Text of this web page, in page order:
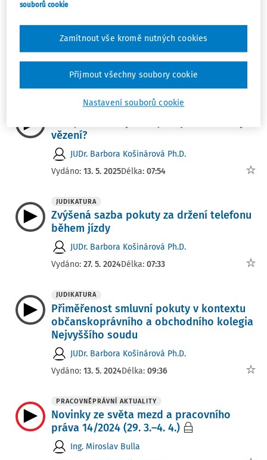
Novinky ze světa mezd a pracovního
práva 50/2025 (5.–11.12.)
Ing. Miroslav Bulla
Vydáno:15. 12. 2025Délka:09:58
JUDIKATURA VÝKLAD PRAXE
vězení?
JUDr. Barbora Košinárová Ph.D.
Vydáno: 13. 5. 2025Délka: 07:54
JUDIKATURA
Zvýšená sazba pokuty za držení telefonu
během jízdy
JUDr. Barbora Košinárová Ph.D.
Vydáno: 27. 5. 2024Délka: 07:33
JUDIKATURA
Přiměřenost smluvní pokuty v kontextu
občanskoprávního a obchodního kolegia
Nejvyššího soudu
JUDr. Barbora Košinárová Ph.D.
Vydáno: 13. 5. 2024Délka: 09:36
PRACOVNĚPRÁVNÍ AKTUALITY
Novinky ze světa mezd a pracovního
práva 14/2024 (29. 3.–4. 4.)
Ing. Miroslav Bulla
souborů cookie
Nastavení souborů cookie
Zamítnout vše kromě nutných cookies
Přijmout všechny soubory cookie